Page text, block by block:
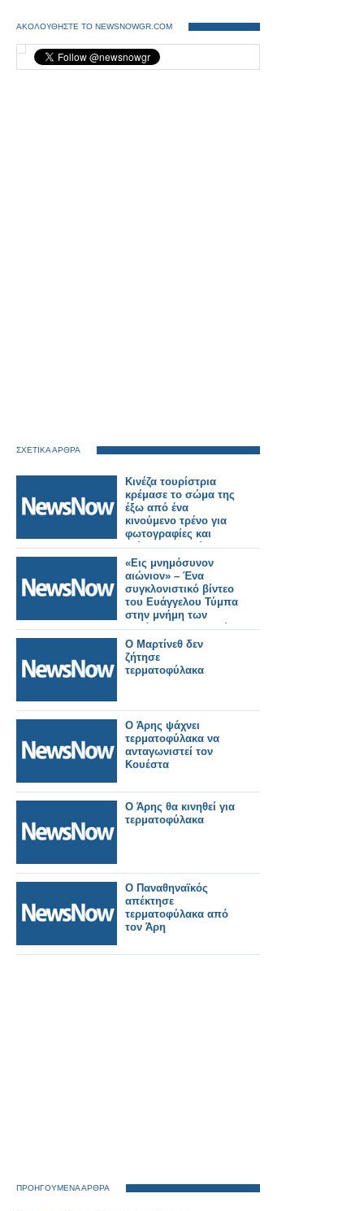
ΑΚΟΛΟΥΘΗΣΤΕ ΤΟ NEWSNOWGR.COM
ΣΧΕΤΙΚΑ ΑΡΘΡΑ
Κινέζα τουρίστρια
κρέμασε το σώμα της
έξω από ένα
κινούμενο τρένο για
φωτογραφίες και
χτύπησε σε τοίχο
σήραγγας.
«Εις μνημόσυνον
αιώνιον» – Ένα
συγκλονιστικό βίντεο
του Ευάγγελου Τύμπα
στην μνήμη των
θυμάτων των Τεμπών
(φωτό-βίντεο)
Ο Μαρτίνεθ δεν
ζήτησε
τερματοφύλακα
Ο Άρης ψάχνει
τερματοφύλακα να
ανταγωνιστεί τον
Κουέστα
Ο Άρης θα κινηθεί για
τερματοφύλακα
Ο Παναθηναϊκός
απέκτησε
τερματοφύλακα από
τον Άρη
ΠΡΟΗΓΟΥΜΕΝΑ ΑΡΘΡΑ